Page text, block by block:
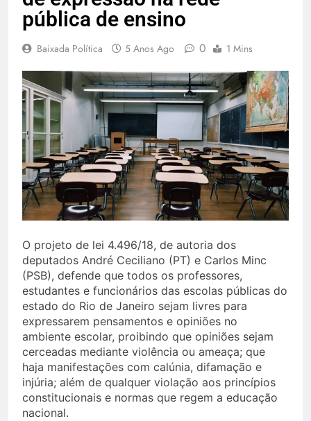
pública de ensino
Baixada Política 5 Anos Ago 0 1 Mins
O projeto de lei 4.496/18, de autoria dos
deputados André Ceciliano (PT) e Carlos Minc
(PSB), defende que todos os professores,
estudantes e funcionários das escolas públicas do
estado do Rio de Janeiro sejam livres para
expressarem pensamentos e opiniões no
ambiente escolar, proibindo que opiniões sejam
cerceadas mediante violência ou ameaça; que
haja manifestações com calúnia, difamação e
injúria; além de qualquer violação aos princípios
constitucionais e normas que regem a educação
nacional.